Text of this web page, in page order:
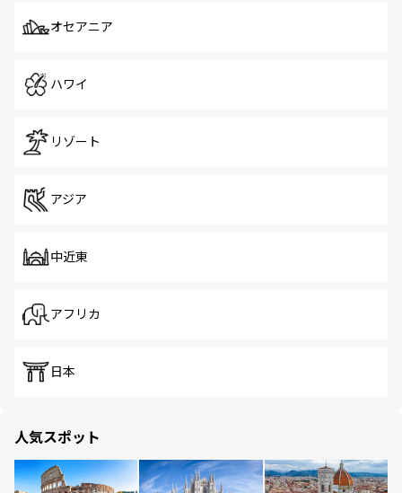
オセアニア
ハワイ
リゾート
アジア
中近東
アフリカ
日本
人気スポット